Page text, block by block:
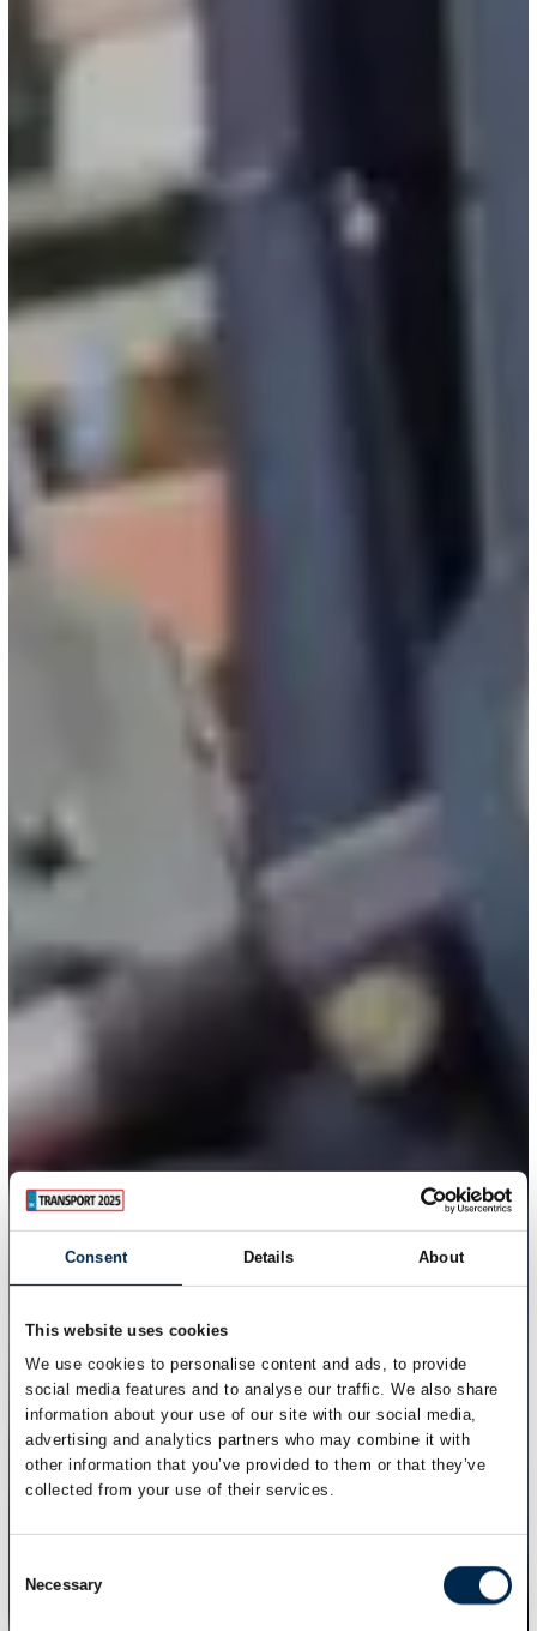
Consent Details About
This website uses cookies
We use cookies to personalise content and ads, to provide
social media features and to analyse our traffic. We also share
information about your use of our site with our social media,
advertising and analytics partners who may combine it with
other information that you’ve provided to them or that they’ve
collected from your use of their services.
Selection
Necessary